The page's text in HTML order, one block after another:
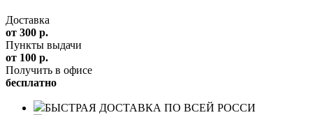
Доставка
от 300 р.
Пункты выдачи
от 100 р.
Получить в офисе
бесплатно
БЫСТРАЯ ДОСТАВКА ПО ВСЕЙ РОССИ